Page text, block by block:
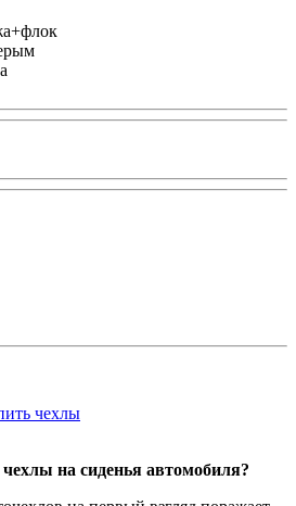
чехлы
на сиденья автомобиля?